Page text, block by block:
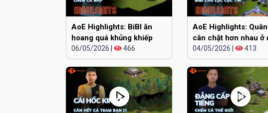
AoE Highlights: BiBI ăn
hoang quá khủng khiếp
06/05/2026 466
AoE Highlights:
cân chặt hơn nhau ở
cái đầu
04/05/2026 | 413